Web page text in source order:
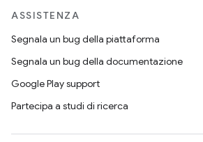
ASSISTENZA
Segnala un bug della piattaforma
Segnala un bug della documentazione
Google Play support
Partecipa a studi di ricerca